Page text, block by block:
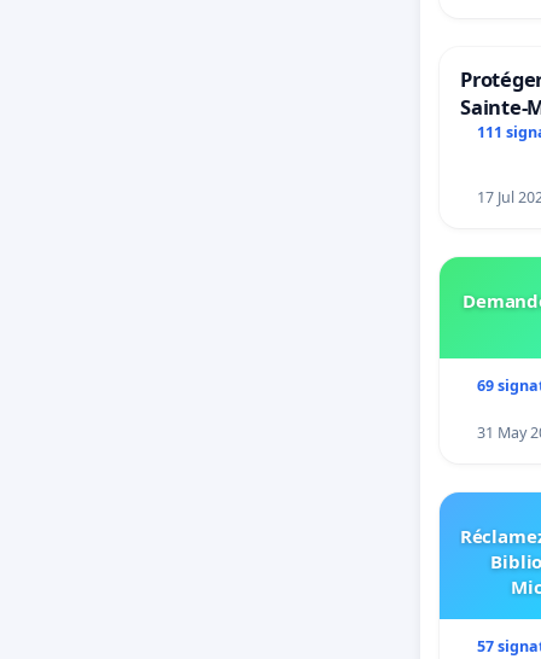
Sainte-
111
17 Jul
69
31 May
57